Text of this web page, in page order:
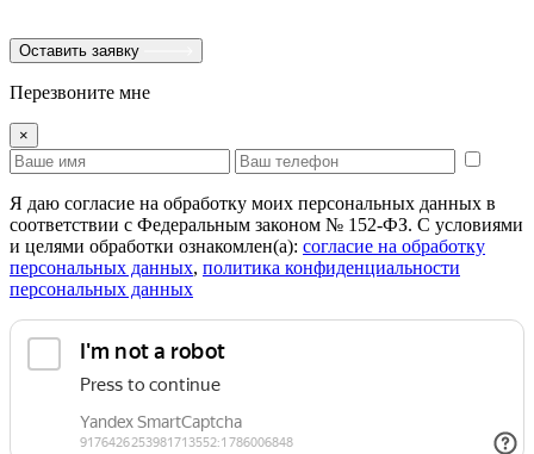
Оставить заявку
Перезвоните мне
×
Я даю согласие на обработку моих персональных данных в
соответствии с Федеральным законом № 152-ФЗ. С условиями
и целями обработки ознакомлен(а): cогласие на обработку
персональных данных, политика конфиденциальности
персональных данных